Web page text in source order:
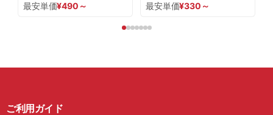
最安単価¥490 ～ 最安単価¥330 ～
ご利用ガイド